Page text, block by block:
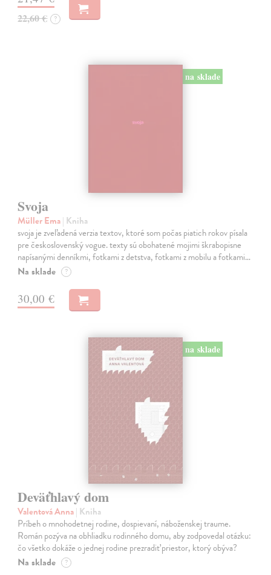
22,60 € ?
na sklade
Svoja
Müller Ema| Kniha
svoja je zveľadená verzia textov, ktoré som počas piatich rokov písala
pre československý vogue. texty sú obohatené mojimi škrabopisne
napísanými denníkmi, fotkami z detstva, fotkami z mobilu a fotkami…
Na sklade ?
30,00 €
na sklade
Deväťhlavý dom
Valentová Anna| Kniha
Príbeh o mnohodetnej rodine, dospievaní, náboženskej traume.
Román pozýva na obhliadku rodinného domu, aby zodpovedal otázku:
čo všetko dokáže o jednej rodine prezradiť priestor, ktorý obýva?
Na sklade ?